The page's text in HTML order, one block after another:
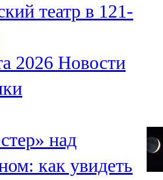
театр в 121-
2026 Новости
над
как увидеть